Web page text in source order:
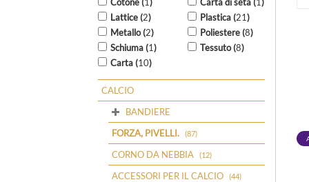
Lattice (2)
Metallo (2)
Schiuma (1)
Carta (10)
Plastica (21)
Poliestere (8)
Tessuto (8)
CALCIO
BANDIERE
FORZA, PIVELLI.
(87)
CORNO DA NEBBIA (12)
ACCESSORI PER IL CALCIO (44)